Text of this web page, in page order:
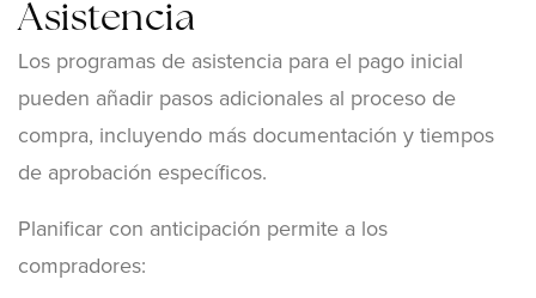
Asistencia
Los programas de asistencia para el pago inicial
pueden añadir pasos adicionales al proceso de
compra, incluyendo más documentación y tiempos
de aprobación específicos.
Planificar con anticipación permite a los
compradores: